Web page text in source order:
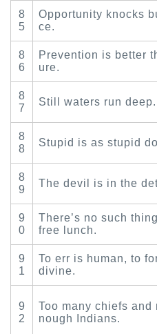
8
5
Opportunity knocks
ce.
8
6
Prevention is better
ure.
8
7
Still waters run deep.
8
8
Stupid is as stupid
8
9
The devil is in the
9
0
There’s no such
free lunch.
9
1
To err is human, to
divine.
9
2
Too many chiefs and
nough Indians.